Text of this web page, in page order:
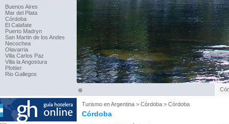
Buenos Aires
Mar del Plata
Córdoba
El Calafate
Puerto Madryn
San Martin de los Andes
Necochea
Olavarria
Villa Carlos Paz
Villa la Angostura
Plottier
Rio Gallegos
Turismo enArgentina > Córdoba > Córdoba
Córdoba